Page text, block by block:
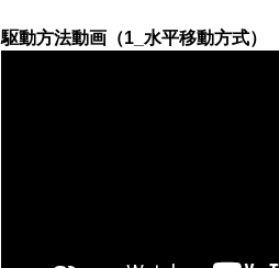
駆動方法動画（1_水平移動方式）